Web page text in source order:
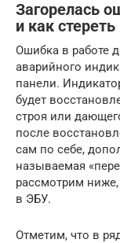
Загорелась
и как стереть
Ошибка в работе
аварийного
панели.
будет
строя или
после
сам по себе,
называемая
рассмотрим
в ЭБУ.
Отметим, что в